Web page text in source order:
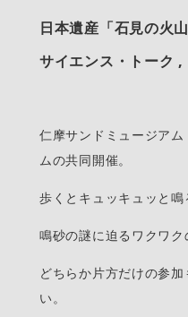
日本遺産「石見の火
サイエンス・トーク ,
仁摩サンドミュージア
ムの共同開催。
歩くとキュッキュッと鳴
鳴砂の謎に迫るワクワク
どちらか片方だけの参
い。